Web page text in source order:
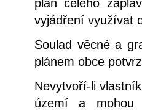
plán celého
vyjádření využívat
Soulad věcné a
plánem obce
Nevytvoří-li
území a mohou